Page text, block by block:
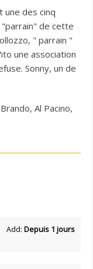
une des cinq
"parrain" de cette
" parrain "
une association
Sonny, un de
Al Pacino,
Add: Depuis 1 jours